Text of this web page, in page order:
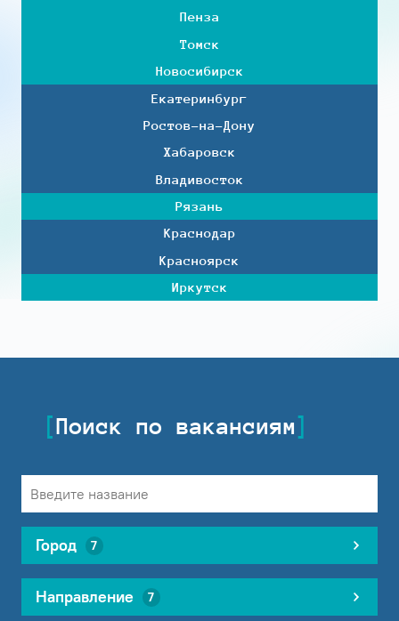
Пенза
Томск
Новосибирск
Екатеринбург
Ростов-на-Дону
Хабаровск
Владивосток
Рязань
Краснодар
Красноярск
Иркутск
Поиск по вакансиям
Город 7
Направление 7